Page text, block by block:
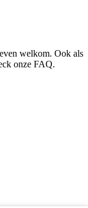
welkom. Ook als
onze FAQ.